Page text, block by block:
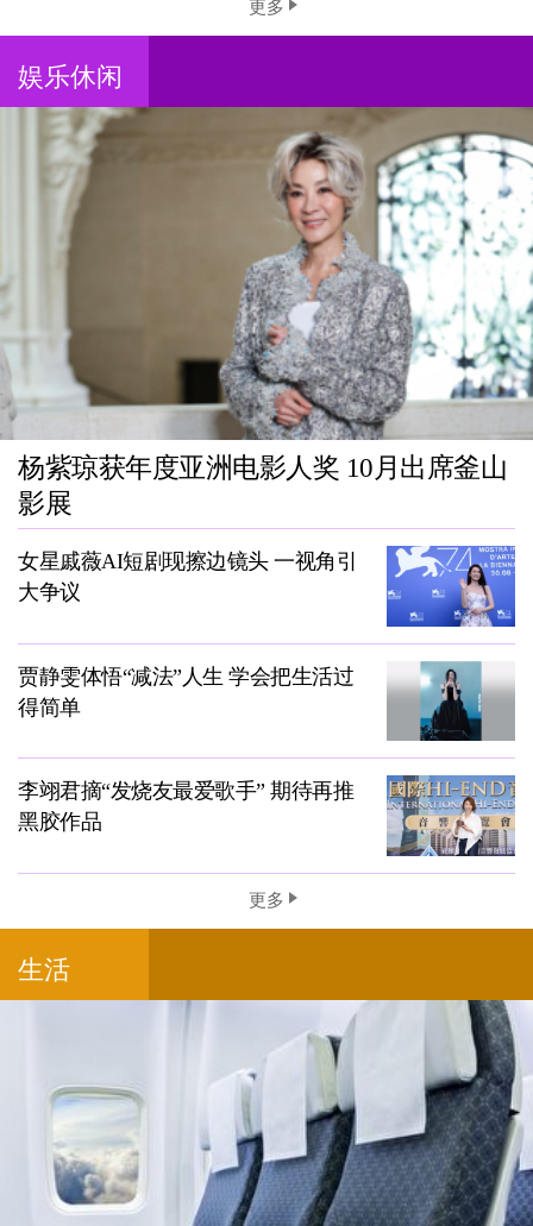
更多
娱乐休闲
杨紫琼获年度亚洲电影人奖 10月出席釜山
影展
女星戚薇AI短剧现擦边镜头 一视角引
大争议
贾静雯体悟“减法”人生 学会把生活过
得简单
李翊君摘“发烧友最爱歌手” 期待再推
黑胶作品
更多
生活